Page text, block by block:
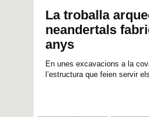
La troballa
neandertals
anys
En unes excavacions a la
l’estructura que feien servir